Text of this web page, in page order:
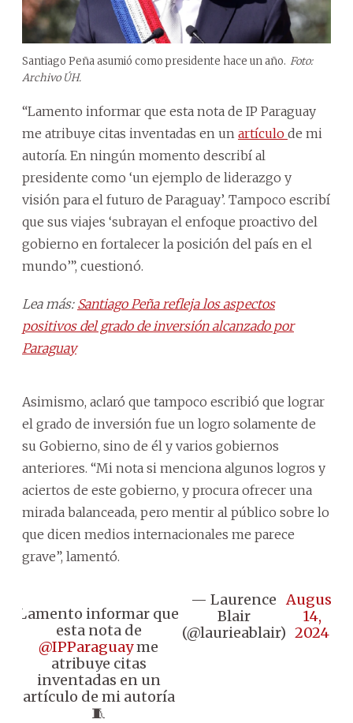
Santiago Peña asumió como presidente hace un año. Foto:
Archivo ÚH.
“Lamento informar que esta nota de IP Paraguay
me atribuye citas inventadas en un artículo de mi
autoría. En ningún momento describí al
presidente como ‘un ejemplo de liderazgo y
visión para el futuro de Paraguay’. Tampoco escribí
que sus viajes ‘subrayan el enfoque proactivo del
gobierno en fortalecer la posición del país en el
mundo’”, cuestionó.
Lea más: Santiago Peña refleja los aspectos
positivos del grado de inversión alcanzado por
Paraguay
Asimismo, aclaró que tampoco escribió que lograr
el grado de inversión fue un logro solamente de
su Gobierno, sino de él y varios gobiernos
anteriores. “Mi nota si menciona algunos logros y
aciertos de este gobierno, y procura ofrecer una
mirada balanceada, pero mentir al público sobre lo
que dicen medios internacionales me parece
grave”, lamentó.
Lamento informar que
esta nota de
@IPParaguayme
atribuye citas
inventadas en un
artículo de mi autoría
🧵
— Laurence
Blair
(@laurieablair)
August
14,
2024